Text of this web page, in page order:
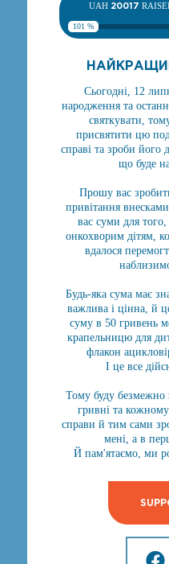
UAH 20017
101 %
Сьогодні, 12
народження та
святкувати,
присвятити цю
справі та зроби
що буде
Прошу вас
привітання
вас суми для
онкохворим дітям,
вдалося
Будь-яка сума має
важлива і цінна, й
суму в 50 гривень
крапельницю для
флакон
І це все
Тому буду безмежно
гривні та
справи й тим сами
мені, а в
Й пам'ятаємо, ми